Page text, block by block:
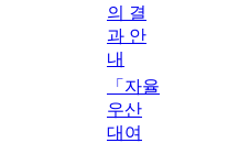
의 결
과 안
내
「자율
우산
대여